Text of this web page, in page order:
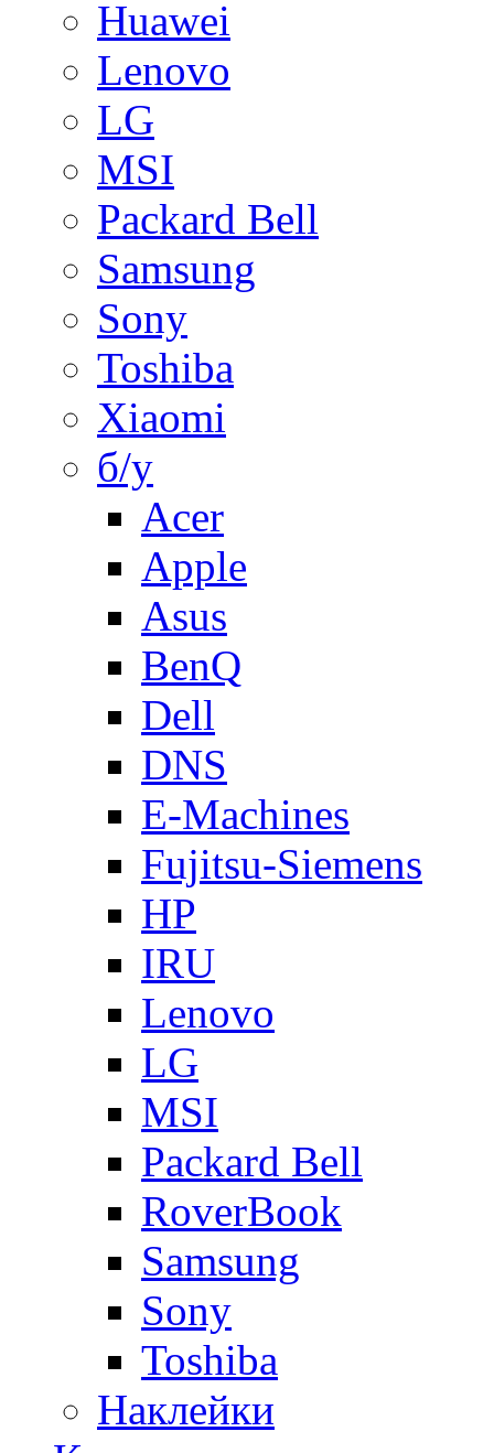
Huawei
Lenovo
LG
MSI
Packard Bell
Samsung
Sony
Toshiba
Xiaomi
б/у
Acer
Apple
Asus
BenQ
Dell
DNS
E-Machines
Fujitsu-Siemens
HP
IRU
Lenovo
LG
MSI
Packard Bell
RoverBook
Samsung
Sony
Toshiba
Наклейки